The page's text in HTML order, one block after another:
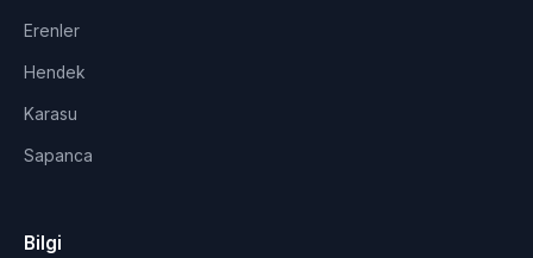
Erenler
Hendek
Karasu
Sapanca
Bilgi